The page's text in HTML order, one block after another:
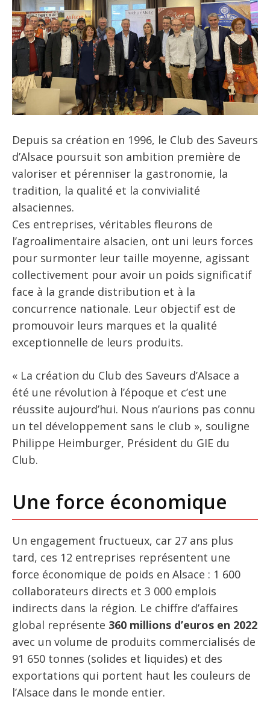
Depuis sa création en 1996, le Club des Saveurs
d’Alsace poursuit son ambition première de
valoriser et pérenniser la gastronomie, la
tradition, la qualité et la convivialité
alsaciennes.
Ces entreprises, véritables fleurons de
l’agroalimentaire alsacien, ont uni leurs forces
pour surmonter leur taille moyenne, agissant
collectivement pour avoir un poids significatif
face à la grande distribution et à la
concurrence nationale. Leur objectif est de
promouvoir leurs marques et la qualité
exceptionnelle de leurs produits.
« La création du Club des Saveurs d’Alsace a
été une révolution à l’époque et c’est une
réussite aujourd’hui. Nous n’aurions pas connu
un tel développement sans le club », souligne
Philippe Heimburger, Président du GIE du
Club.
Une force économique
Un engagement fructueux, car 27 ans plus
tard, ces 12 entreprises représentent une
force économique de poids en Alsace : 1 600
collaborateurs directs et 3 000 emplois
indirects dans la région. Le chiffre d’affaires
global représente 360 millions d’euros en 2022
avec un volume de produits commercialisés de
91 650 tonnes (solides et liquides) et des
exportations qui portent haut les couleurs de
l’Alsace dans le monde entier.